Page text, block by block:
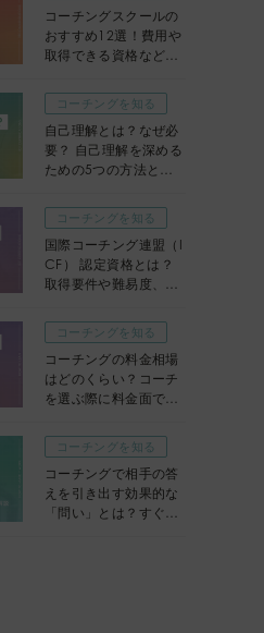
コーチングスクールの
おすすめ12選！費用や
取得できる資格などの
コーチングを知る
自己理解とは？なぜ必
要？ 自己理解を深める
ための5つの方法と、
ワークもご紹介
コーチングを知る
国際コーチング連盟（I
CF） 認定資格とは？
取得要件や難易度、費
コーチングを知る
コーチングの料金相場
はどのくらい？コーチ
を選ぶ際に料金面で失
コーチングを知る
コーチングで相手の答
えを引き出す効果的な
「問い」とは？すぐに